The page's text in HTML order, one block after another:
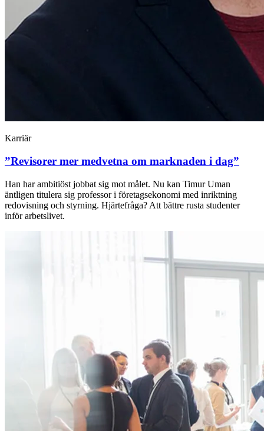
Karriär
”Revisorer mer medvetna om marknaden i dag”
Han har ambitiöst jobbat sig mot målet. Nu kan Timur Uman
äntligen titulera sig professor i företagsekonomi med inriktning
redovisning och styrning. Hjärtefråga? Att bättre rusta studenter
inför arbetslivet.